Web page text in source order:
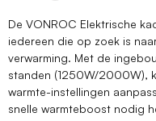
De VONROC Elektrische
iedereen die op zoek is
verwarming. Met de
standen (1250W/2000W),
warmte-instellingen
snelle warmteboost nodig